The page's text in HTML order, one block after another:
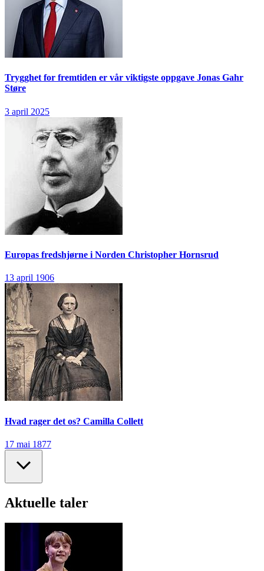
Trygghet for fremtiden er vår viktigste oppgave Jonas Gahr
Støre
3 april 2025
Europas fredshjørne i Norden Christopher Hornsrud
13 april 1906
Hvad rager det os? Camilla Collett
17 mai 1877
Aktuelle taler